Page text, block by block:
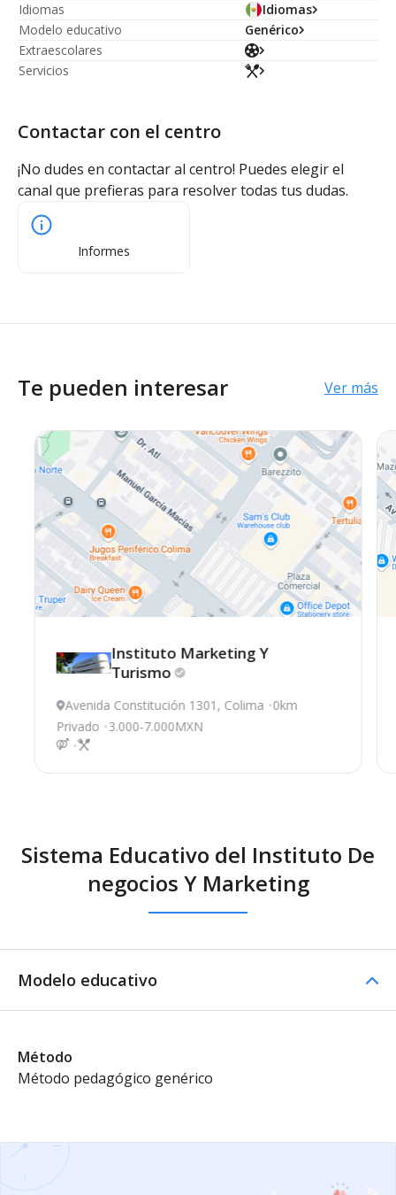
Idiomas
Idiomas
Modelo educativo
Genérico
Extraescolares
Servicios
Contactar con el centro
¡No dudes en contactar al centro! Puedes elegir el
canal que prefieras para resolver todas tus dudas.
Informes
Te pueden interesar Ver más
Instituto Marketing Y
Turismo
Avenida Constitución 1301, Colima 0km
Privado 3.000-7.000MXN
Sistema Educativo del Instituto De
negocios Y Marketing
Modelo educativo
Método
Método pedagógico genérico